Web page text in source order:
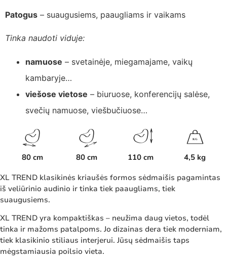
Patogus – suaugusiems, paaugliams ir vaikams
Tinka naudoti viduje:
namuose – svetainėje, miegamajame, vaikų
kambaryje…
viešose vietose – biuruose, konferencijų salėse,
svečių namuose, viešbučiuose…
80 cm 80 cm 110 cm
KG
4,5 kg
XL TREND klasikinės kriaušės formos sėdmaišis pagamintas
iš veliūrinio audinio ir tinka tiek paaugliams, tiek
suaugusiems.
XL TREND yra kompaktiškas – neužima daug vietos, todėl
tinka ir mažoms patalpoms. Jo dizainas dera tiek moderniam,
tiek klasikinio stiliaus interjerui. Jūsų sėdmaišis taps
mėgstamiausia poilsio vieta.